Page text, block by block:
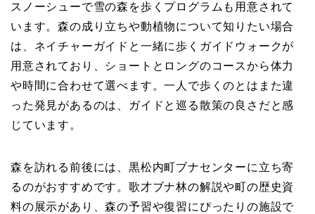
スノーシューで雪の森を歩くプログラムも用意されて
います。森の成り立ちや動植物について知りたい場合
は、ネイチャーガイドと一緒に歩くガイドウォークが
用意されており、ショートとロングのコースから体力
や時間に合わせて選べます。一人で歩くのとはまた違
った発見があるのは、ガイドと巡る散策の良さだと感
じています。
森を訪れる前後には、黒松内町ブナセンターに立ち寄
るのがおすすめです。歌才ブナ林の解説や町の歴史資
料の展示があり、森の予習や復習にぴったりの施設で